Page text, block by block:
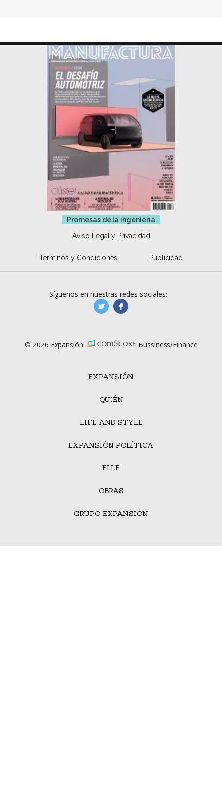
Promesas de la ingeniería
Aviso Legal y Privacidad
Términos y Condiciones Publicidad
EXPANSIÓN
QUIÉN
LIFE AND STYLE
EXPANSIÓN POLÍTICA
ELLE
OBRAS
GRUPO EXPANSIÓN
Síguenos en nuestras redes sociales:
manufacturaGE
© 2026 Expansión. Bussiness/Finance